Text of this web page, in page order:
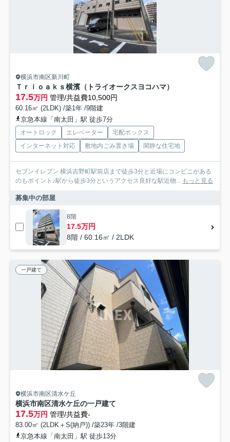
横浜市南区新川町
Ｔｒｉｏａｋｓ横濱（トライオークスヨコハマ）
17.5万円 管理/共益費10,500円
60.16㎡ (2LDK) /築1年 /9階建
京急本線「南太田」駅 徒歩7分
オートロック エレベーター
宅配ボックス
インターネット対応
敷地内ごみ置き場 閑静な住宅地
セブンイレブン 横浜吉野町駅前店まで徒歩3分と近場にコンビニがある
のもポイント♪駅から徒歩3分というアクセス良好な駅近物...
もっと見る
募集中の部屋
8階
17.5万円
8階 / 60.16㎡ / 2LDK
一戸建て
横浜市南区清水ケ丘
横浜市南区清水ケ丘の一戸建て
17.5万円 管理/共益費-
83.00㎡ (2LDK＋S(納戸)) /築23年 /3階建
京急本線「南太田」駅 徒歩13分